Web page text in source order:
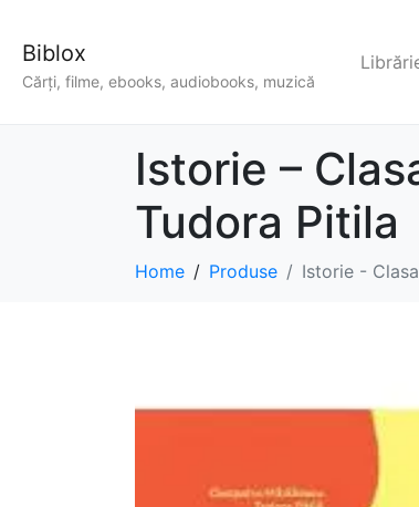
Biblox
Cărți, filme, ebooks, audiobooks, muzică
Istorie –
Tudora Pitila
Home Produse Istorie -